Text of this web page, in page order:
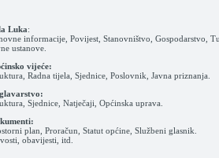
Luka:
informacije, Povijest, Stanovništvo, Gospodarstvo,
ustanove.
vijeće:
Radna tijela, Sjednice, Poslovnik, Javna priznanja.
Sjednice, Natječaji, Općinska uprava.
plan, Proračun, Statut općine, Službeni glasnik.
obavijesti, itd.